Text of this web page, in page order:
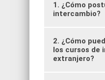
1. ¿Cómo
intercambio?
Visita:
partir de esa
participar
informativas y
2. ¿Cómo
los cursos de
extranjero?